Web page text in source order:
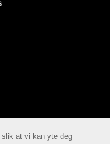
at vi kan yte deg